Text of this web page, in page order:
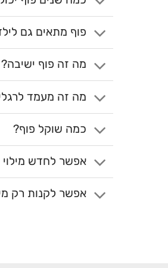
פוף מתאים גם
מה זה פוף ישיבה?
מה זה מעמד
כמה שוקל פוף?
אפשר לחדש מילוי
אפשר לקנות רק